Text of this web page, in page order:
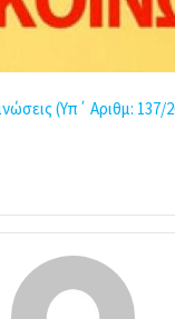
(Υπ΄ Αριθμ: